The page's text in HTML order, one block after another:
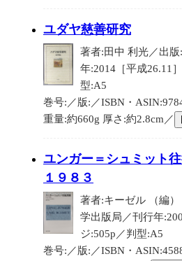
ユダヤ慈善研究
著者:田中 利光／出
年:2014［平成26.11
型:A5
巻号:／版:／ISBN・
重量:約660g 厚さ:約2.8cm／
ユンガー＝シュミット
１９８３
著者:キーゼル （編
学出版局／刊行年
ジ:505p／判型:A5
巻号:／版:／ISBN・